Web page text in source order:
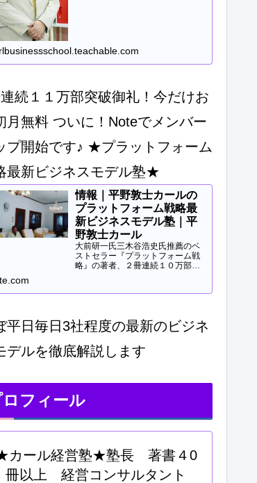
続１１万部突破御礼！今だけお
月無料 ついに！Noteでメンバー
プ開始です♪ ★プラットフォーム
最新ビジネスモデル塾★
情報｜平野敦士カールの
プラットフォーム戦略最
新ビジネスモデル塾｜平
野敦士カール
大前研一氏三木谷浩史氏推薦のベ
ストセラー『プラットフォーム戦
略』の著者、２冊連続１０万部突
研修、大学教授、早稲田MBA非常
平日毎日3社程度の最新のビジネ
デルを徹底解説します
ロフィール
カール経営塾★塾長 著書４0
冊以上 経営コンサルタント